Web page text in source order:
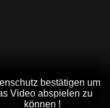
bestätigen um
Video abspielen zu
können !